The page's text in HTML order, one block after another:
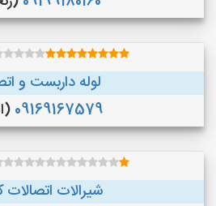
لوله داربست و
09169167579
شیرالات اتصالات